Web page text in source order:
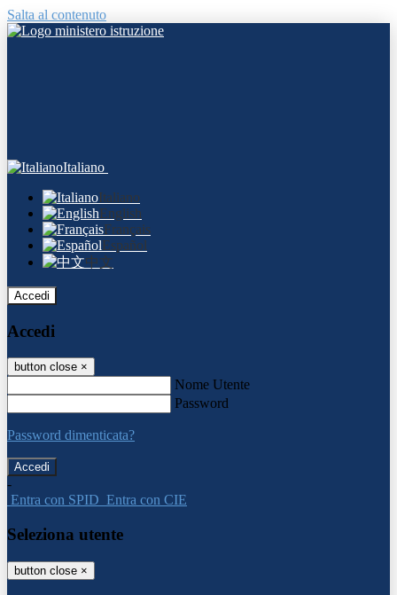
Salta al contenuto
Italiano
Italiano
English
Français
Español
中文
Accedi
Accedi
button close ×
Nome Utente
Password
Password dimenticata?
-
Entra con SPID Entra con CIE
Seleziona utente
button close ×